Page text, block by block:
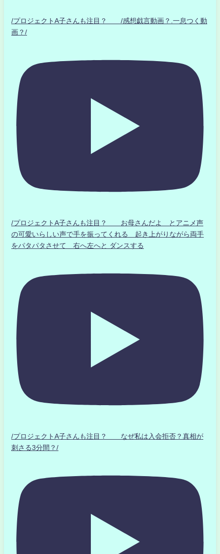
/プロジェクトA子さんも注目？ /感想戯言動画？.一息つく動
画？/
/プロジェクトA子さんも注目？ お母さんだよ とアニメ声
の可愛いらしい声で手を振ってくれる 起き上がりながら両手
をパタパタさせて 右へ左へと ダンスする
/プロジェクトA子さんも注目？ なぜ私は入会拒否？真相が
刺さる3分間？/